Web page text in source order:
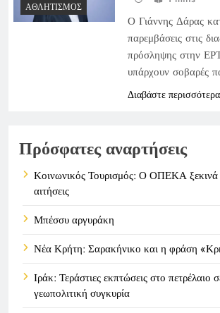
ΑΘΛΗΤΙΣΜΌΣ
Ο Γιάννης Δάρας
παρεμβάσεις στις
πρόσληψης στην
υπάρχουν σοβαρές
Διαβάστε περισσότερα
Πρόσφατες αναρτήσεις
Κοινωνικός Τουρισμός: Ο ΟΠΕΚΑ ξεκινά
αιτήσεις
Μπέσσυ αργυράκη
Νέα Κρήτη: Σαρακήνικο και η φράση
Ιράκ: Τεράστιες εκπτώσεις στο πετρέλαιο
γεωπολιτική συγκυρία